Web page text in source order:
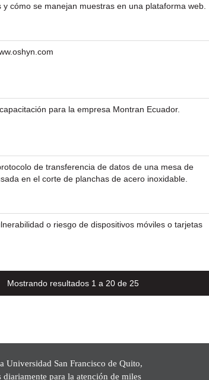
cómo se manejan muestras en una plataforma web.
para la empresa Montran Ecuador.
de transferencia de datos de una mesa de
en el corte de planchas de acero inoxidable.
o riesgo de dispositivos móviles o tarjetas
Mostrando resultados 1 a 20 de 25
Universidad San Francisco de Quito,
diariamente para la atención de miles